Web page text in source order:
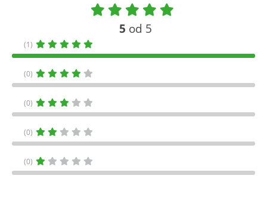
5 od 5
(1)
(0)
(0)
(0)
(0)